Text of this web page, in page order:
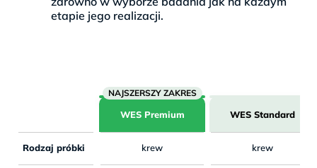
etapie jego realizacji.
WES Premium WES Standard
Rodzaj próbki krew krew